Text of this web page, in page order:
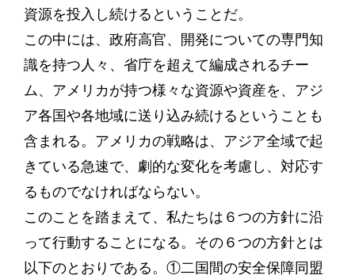
資源を投入し続けるということだ。
この中には、政府高官、開発についての専門知
識を持つ人々、省庁を超えて編成されるチー
ム、アメリカが持つ様々な資源や資産を、アジ
ア各国や各地域に送り込み続けるということも
含まれる。アメリカの戦略は、アジア全域で起
きている急速で、劇的な変化を考慮し、対応す
るものでなければならない。
このことを踏まえて、私たちは６つの方針に沿
って行動することになる。その６つの方針とは
以下のとおりである。①二国間の安全保障同盟